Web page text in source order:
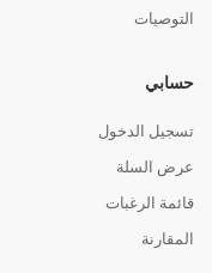
التوصيات
حسابي
تسجيل الدخول
عرض السلة
قائمة الرغبات
المقارنة